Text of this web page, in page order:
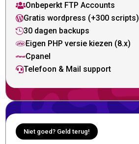
Onbeperkt FTP Accounts
Gratis wordpress (+300 scripts)
30 dagen backups
Eigen PHP versie kiezen (8.x)
Cpanel
Telefoon & Mail support
Niet goed? Geld terug!